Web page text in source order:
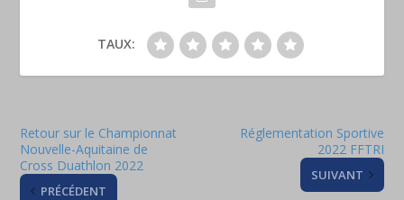
TAUX:
Retour sur le Championnat
Nouvelle-Aquitaine de
Cross Duathlon 2022
PRÉCÉDENT
Réglementation Sportive
2022 FFTRI
SUIVANT